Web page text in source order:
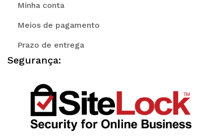
Minha conta
Meios de pagamento
Prazo de entrega
Segurança: